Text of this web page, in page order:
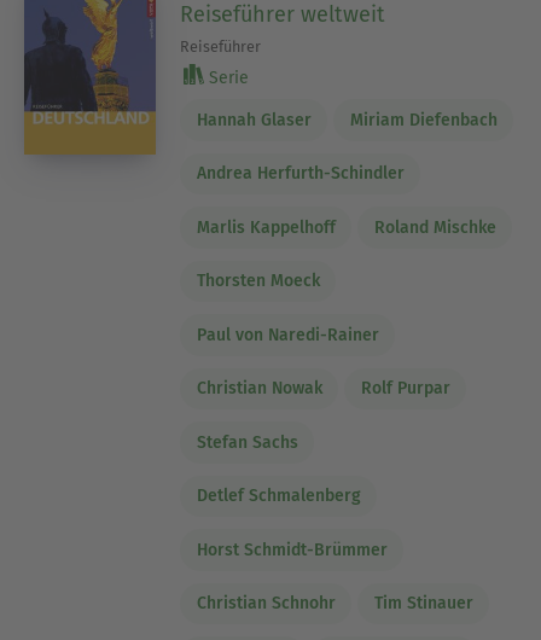
Reiseführer weltweit
Reiseführer
Serie
Hannah Glaser Miriam Diefenbach
Andrea Herfurth-Schindler
Marlis Kappelhoff Roland Mischke
Thorsten Moeck
Paul von Naredi-Rainer
Christian Nowak Rolf Purpar
Stefan Sachs
Detlef Schmalenberg
Horst Schmidt-Brümmer
Christian Schnohr Tim Stinauer